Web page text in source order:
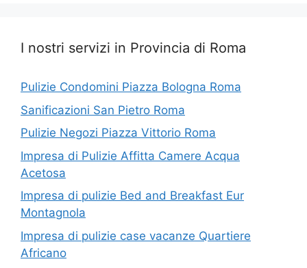
I nostri servizi in Provincia di Roma
Pulizie Condomini Piazza Bologna Roma
Sanificazioni San Pietro Roma
Pulizie Negozi Piazza Vittorio Roma
Impresa di Pulizie Affitta Camere Acqua
Acetosa
Impresa di pulizie Bed and Breakfast Eur
Montagnola
Impresa di pulizie case vacanze Quartiere
Africano